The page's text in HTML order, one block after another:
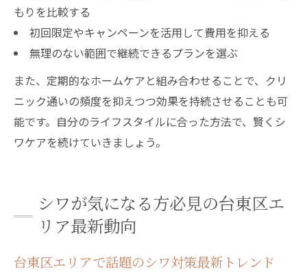
もりを比較する
初回限定やキャンペーンを活用して費用を抑える
無理のない範囲で継続できるプランを選ぶ
また、定期的なホームケアと組み合わせることで、クリ
ニック通いの頻度を抑えつつ効果を持続させることも可
能です。自分のライフスタイルに合った方法で、賢くシ
ワケアを続けていきましょう。
シワが気になる方必見の台東区エ
リア最新動向
台東区エリアで話題のシワ対策最新トレンド